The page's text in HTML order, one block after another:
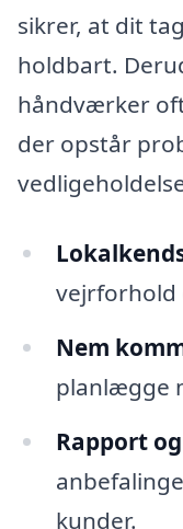
sikrer, at dit
holdbart.
håndværker
der opstår
vejrforhold
Nem
planlægge
Rapport
kunder.